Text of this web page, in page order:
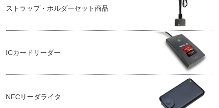
ストラップ・ホルダーセット商品
ICカードリーダー
NFCリーダライタ